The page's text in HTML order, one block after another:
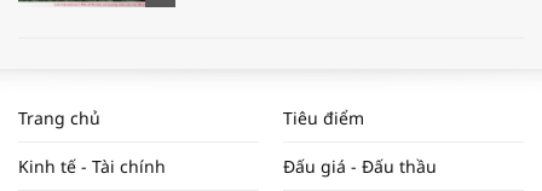
NAM NĂM 2024 VÀ NĂM 2025 | NHỊP
ĐẬP THỊ TRƯỜNG #62
Trang chủ Tiêu điểm
Kinh tế - Tài chính Đấu giá - Đấu thầu